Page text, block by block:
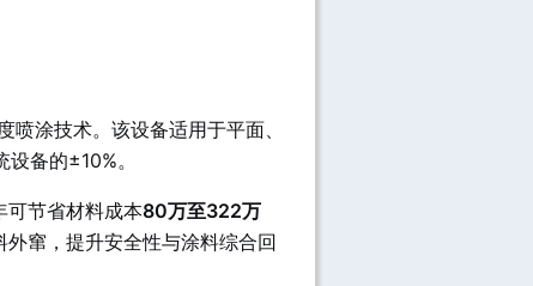
涂技术。该设备适用于平面、
备的±10%。
可节省材料成本80万至322万
窜，提升安全性与涂料综合回